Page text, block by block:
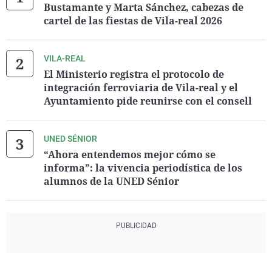
Bustamante y Marta Sánchez, cabezas de
cartel de las fiestas de Vila-real 2026
VILA-REAL
El Ministerio registra el protocolo de
integración ferroviaria de Vila-real y el
Ayuntamiento pide reunirse con el consell
UNED SÉNIOR
“Ahora entendemos mejor cómo se
informa”: la vivencia periodística de los
alumnos de la UNED Sénior